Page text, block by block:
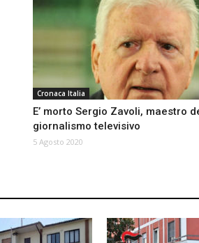
Cronaca Italia
E’ morto Sergio Zavoli, maestro
giornalismo televisivo
5 Agosto 2020